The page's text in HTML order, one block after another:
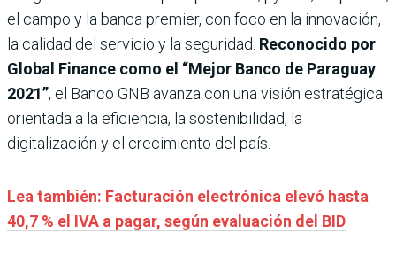
el campo y la banca premier, con foco en la innovación,
la calidad del servicio y la seguridad. Reconocido por
Global Finance como el “Mejor Banco de Paraguay
2021”, el Banco GNB avanza con una visión estratégica
orientada a la eficiencia, la sostenibilidad, la
digitalización y el crecimiento del país.
Lea también: Facturación electrónica elevó hasta
40,7 % el IVA a pagar, según evaluación del BID